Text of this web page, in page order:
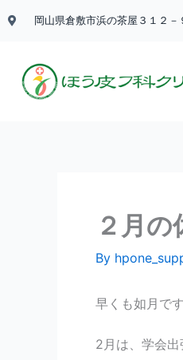
容
岡山県倉敷市浜の茶屋３１２－
２月
By
早くも如月です
2月は、学会出